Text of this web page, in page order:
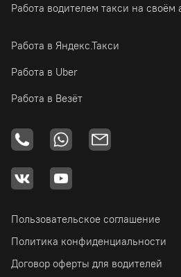
Работа водителем такси на своём
Работа в Яндекс.Такси
Работа в Uber
Работа в Везёт
Пользовательское соглашение
Политика конфиденциальности
Договор оферты для водителей